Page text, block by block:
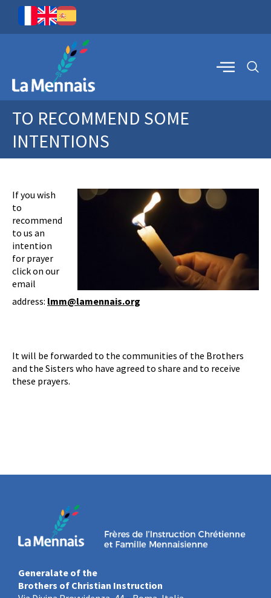
TO RECOMMEND SOME
INTENTIONS
If you wish
to
recommend
to us an
intention
for prayer
click on our
email
address: lmm@lamennais.org
It will be forwarded to the communities of the Brothers
and the Sisters who have agreed to share and to receive
these prayers.
Generalate of the
Brothers of Christian Instruction